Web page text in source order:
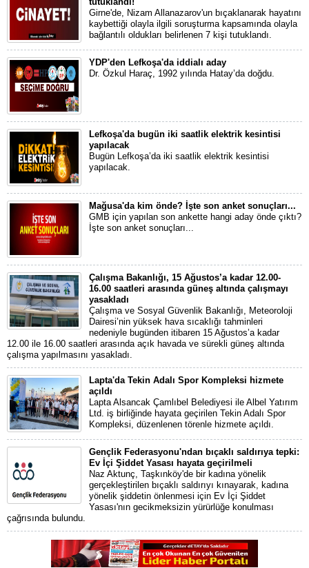
Girne'de, Nizam Allanazarov'un bıçaklanarak hayatını
kaybettiği olayla ilgili soruşturma kapsamında olayla
bağlantılı oldukları belirlenen 7 kişi tutuklandı.
YDP'den Lefkoşa'da iddialı aday
Dr. Özkul Haraç, 1992 yılında Hatay’da doğdu.
Lefkoşa'da bugün iki saatlik elektrik kesintisi
yapılacak
Bugün Lefkoşa’da iki saatlik elektrik kesintisi
yapılacak.
Mağusa'da kim önde? İşte son anket sonuçları...
GMB için yapılan son ankette hangi aday önde çıktı?
İşte son anket sonuçları...
Çalışma Bakanlığı, 15 Ağustos’a kadar 12.00-
16.00 saatleri arasında güneş altında çalışmayı
yasakladı
Çalışma ve Sosyal Güvenlik Bakanlığı, Meteoroloji
Dairesi’nin yüksek hava sıcaklığı tahminleri
nedeniyle bugünden itibaren 15 Ağustos’a kadar
12.00 ile 16.00 saatleri arasında açık havada ve sürekli güneş altında
çalışma yapılmasını yasakladı.
Lapta'da Tekin Adalı Spor Kompleksi hizmete
açıldı
Lapta Alsancak Çamlıbel Belediyesi ile Albel Yatırım
Ltd. iş birliğinde hayata geçirilen Tekin Adalı Spor
Kompleksi, düzenlenen törenle hizmete açıldı.
Gençlik Federasyonu'ndan bıçaklı saldırıya tepki:
Ev İçi Şiddet Yasası hayata geçirilmeli
Naz Aktunç, Taşkınköy'de bir kadına yönelik
gerçekleştirilen bıçaklı saldırıyı kınayarak, kadına
yönelik şiddetin önlenmesi için Ev İçi Şiddet
Yasası'nın gecikmeksizin yürürlüğe konulması
çağrısında bulundu.